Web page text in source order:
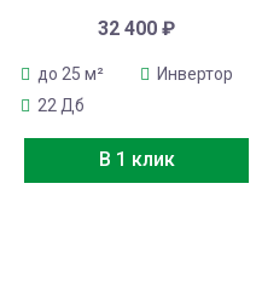
32 400₽
до 25 м²
Инвертор
22 Дб
В 1 клик